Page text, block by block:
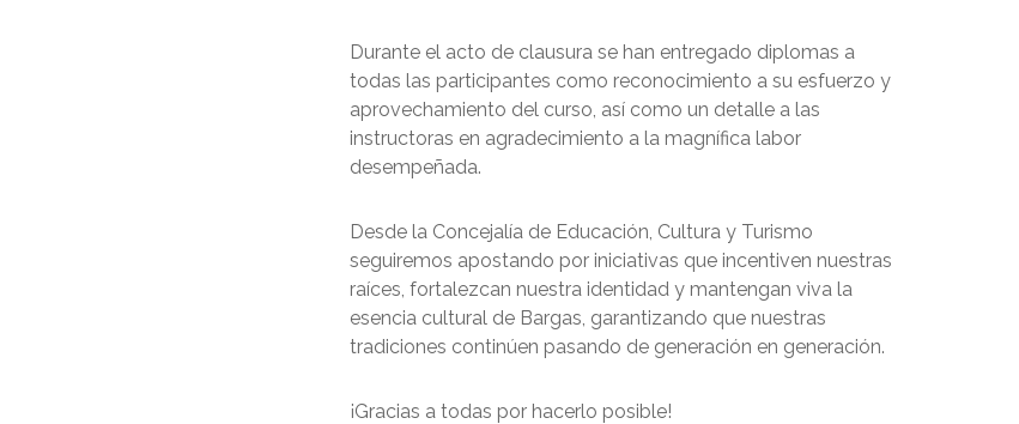
Durante el acto de clausura se han entregado diplomas a
todas las participantes como reconocimiento a su esfuerzo y
aprovechamiento del curso, así como un detalle a las
instructoras en agradecimiento a la magnífica labor
desempeñada.
Desde la Concejalía de Educación, Cultura y Turismo
seguiremos apostando por iniciativas que incentiven nuestras
raíces, fortalezcan nuestra identidad y mantengan viva la
esencia cultural de Bargas, garantizando que nuestras
tradiciones continúen pasando de generación en generación.
¡Gracias a todas por hacerlo posible!